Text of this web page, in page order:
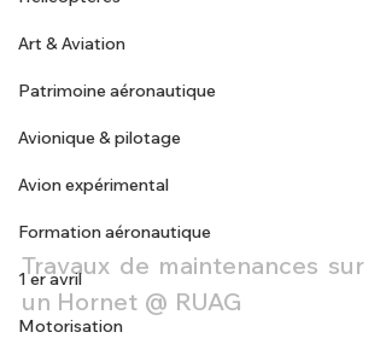
Art & Aviation
Patrimoine aéronautique
Avionique & pilotage
Avion expérimental
Formation aéronautique
1 er avril
Motorisation
Travaux de maintenances sur
un Hornet @ RUAG